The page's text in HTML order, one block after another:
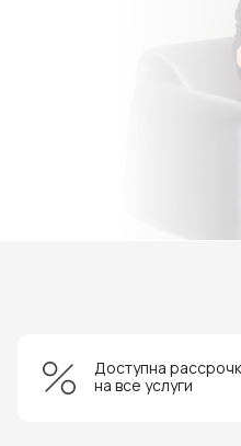
Доступна
на все услуги